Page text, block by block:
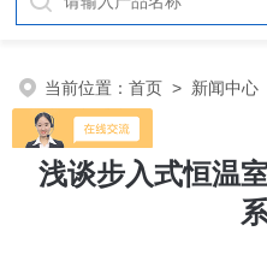
当前位置：首页 > 新闻中心
和控制系统
浅谈步入式恒温